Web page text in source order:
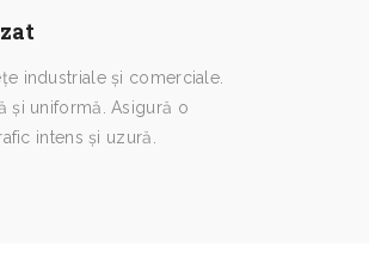
industriale și comerciale.
și uniformă. Asigură o
intens și uzură.